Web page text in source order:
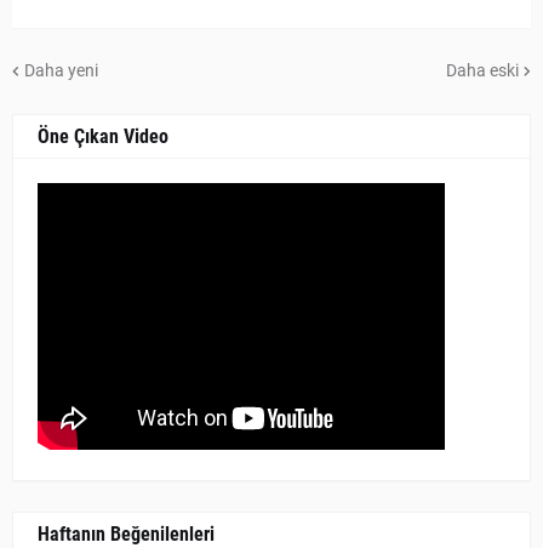
Daha yeni Daha eski
Öne Çıkan Video
Haftanın Beğenilenleri